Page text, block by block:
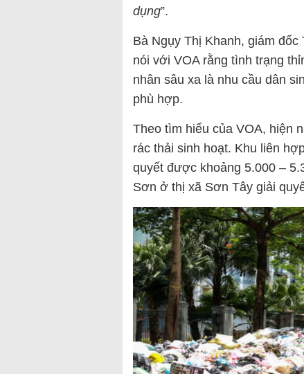
dụng”.
Bà Ngụy Thị Khanh, giám
nói với VOA rằng tình trạng
nhân sâu xa là nhu cầu dân
phù hợp.
Theo tìm hiểu của VOA, hiện
rác thải sinh hoạt. Khu liên
quyết được khoảng 5.000 –
Sơn ở thị xã Sơn Tây giải